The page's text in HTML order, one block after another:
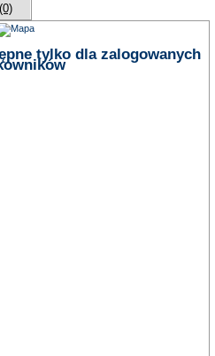
tylko dla zalogowanych